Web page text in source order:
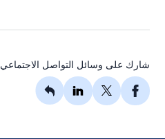
شارك على وسائل التواصل الاجتماعي